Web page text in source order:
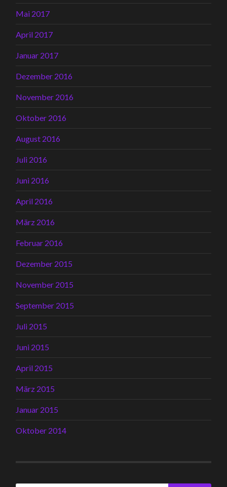
Mai 2017
April 2017
Januar 2017
Dezember 2016
November 2016
Oktober 2016
August 2016
Juli 2016
Juni 2016
April 2016
März 2016
Februar 2016
Dezember 2015
November 2015
September 2015
Juli 2015
Juni 2015
April 2015
März 2015
Januar 2015
Oktober 2014